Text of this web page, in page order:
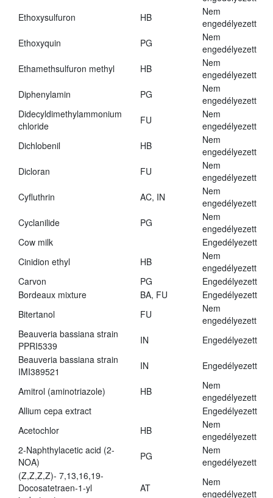
Ethoxysulfuron
HB
Nem
engedélyezett
Ethoxyquin
PG
Nem
engedélyezett
Ethamethsulfuron methyl
HB
Nem
engedélyezett
Diphenylamin
PG
Nem
engedélyezett
Didecyldimethylammonium
chloride
FU
Nem
engedélyezett
Dichlobenil
HB
Nem
engedélyezett
Dicloran
FU
Nem
engedélyezett
Cyfluthrin
AC, IN
Nem
engedélyezett
Cyclanilide
PG
Nem
engedélyezett
Cow milk
Engedélyezett
Cinidion ethyl
HB
Nem
engedélyezett
Carvon
PG
Engedélyezett
Bordeaux mixture
BA, FU
Engedélyezett
Bitertanol
FU
Nem
engedélyezett
Beauveria bassiana strain
PPRI5339
IN
Engedélyezett
Beauveria bassiana strain
IMI389521
IN Engedélyezett
Amitrol (aminotriazole) HB
Nem
engedélyezett
Allium cepa extract
Engedélyezett
Acetochlor
HB
Nem
engedélyezett
2-Naphthylacetic acid (2-
NOA)
PG
Nem
engedélyezett
(Z,Z,Z,Z)- 7,13,16,19-
Docosatetraen-1-yl
AT
Nem
engedélyezett